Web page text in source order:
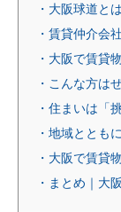
・大阪球道と
・賃貸仲介会
・大阪で賃貸
・こんな方は
・住まいは「
・地域ととも
・大阪で賃貸
・まとめ｜大